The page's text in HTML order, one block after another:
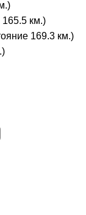
км.)
169.3 км.)